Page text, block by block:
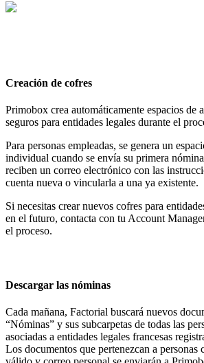
Creación de cofres
Primobox crea automáticamente espacios de
seguros para entidades legales durante el
Para personas empleadas, se genera un
individual cuando se envía su primera nómina
reciben un correo electrónico con las
cuenta nueva o vincularla a una ya existente.
Si necesitas crear nuevos cofres para
en el futuro, contacta con tuAccount
el proceso.
Descargar las nóminas
Cada mañana, Factorial buscará nuevos
“Nóminas” y sus subcarpetas de todas las
asociadas a entidades legales francesas
Los documentos que pertenezcan a personas